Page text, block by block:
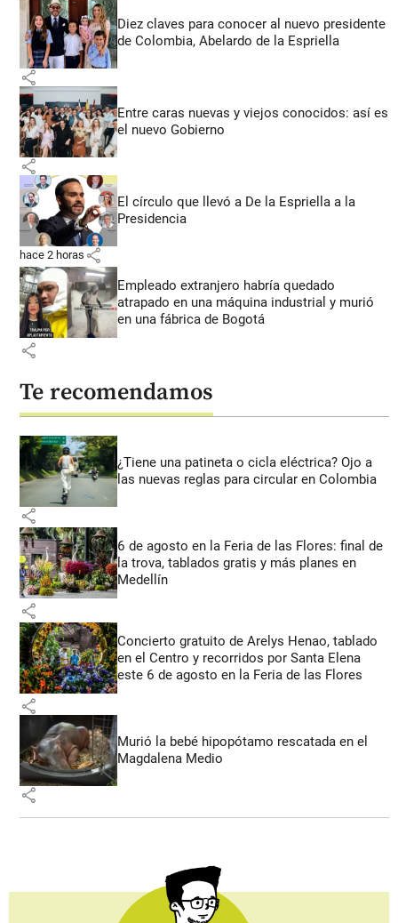
Diez claves para conocer al nuevo presidente
de Colombia, Abelardo de la Espriella
share
Entre caras nuevas y viejos conocidos: así es
el nuevo Gobierno
share
El círculo que llevó a De la Espriella a la
Presidencia
hace 2 horas share
Empleado extranjero habría quedado
atrapado en una máquina industrial y murió
en una fábrica de Bogotá
share
Te recomendamos
¿Tiene una patineta o cicla eléctrica? Ojo a
las nuevas reglas para circular en Colombia
share
6 de agosto en la Feria de las Flores: final de
la trova, tablados gratis y más planes en
Medellín
share
Concierto gratuito de Arelys Henao, tablado
en el Centro y recorridos por Santa Elena
este 6 de agosto en la Feria de las Flores
share
Murió la bebé hipopótamo rescatada en el
Magdalena Medio
share